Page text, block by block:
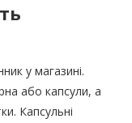
у магазині.
або капсули, а
Капсульні